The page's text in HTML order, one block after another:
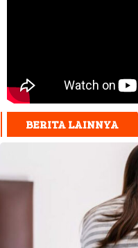
BERITA LAINNYA